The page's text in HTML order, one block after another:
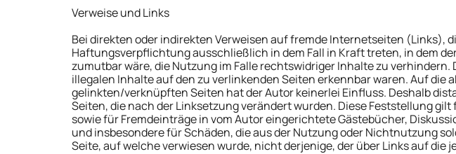
Verweise und Links
Bei direkten oder indirekten Verweisen auf fremde Internetseiten (Links),
Haftungsverpflichtung ausschließlich in dem Fall in Kraft treten, in dem
zumutbar wäre, die Nutzung im Falle rechtswidriger Inhalte zu
illegalen Inhalte auf den zu verlinkenden Seiten erkennbar waren. Auf
gelinkten/verknüpften Seiten hat der Autor keinerlei Einfluss. Deshalb
Seiten, die nach der Linksetzung verändert wurden. Diese Feststellung
sowie für Fremdeinträge in vom Autor eingerichtete Gästebücher,
und insbesondere für Schäden, die aus der Nutzung oder Nichtnutzung
Seite, auf welche verwiesen wurde, nicht derjenige, der über Links auf